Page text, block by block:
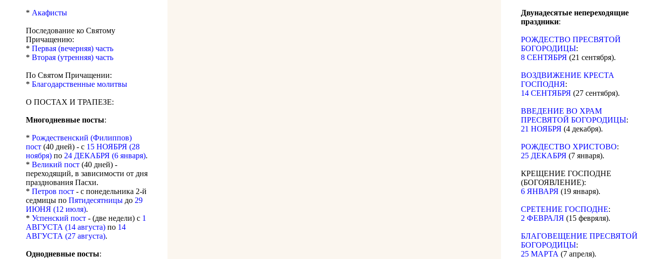
* Акафисты
Последование ко Святому
Причащению:
* Первая (вечерняя) часть
* Вторая (утренняя) часть
По Святом Причащении:
* Благодарственные молитвы
О ПОСТАХ И ТРАПЕЗЕ:
Многодневные посты:
* Рождественский (Филиппов)
пост (40 дней) - с 15 НОЯБРЯ (28
ноября) по 24 ДЕКАБРЯ (6 января).
* Великий пост (40 дней) -
переходящий, в зависимости от дня
празднования Пасхи.
* Петров пост - с понедельника 2-й
седмицы по Пятидесятницы до 29
ИЮНЯ (12 июля).
* Успенский пост - (две недели) с 1
АВГУСТА (14 августа) по 14
АВГУСТА (27 августа).
Однодневные посты:
Двунадесятые непереходящие
праздники:
РОЖДЕСТВО ПРЕСВЯТОЙ
БОГОРОДИЦЫ:
8 СЕНТЯБРЯ (21 сентября).
ВОЗДВИЖЕНИЕ КРЕСТА
ГОСПОДНЯ:
14 СЕНТЯБРЯ (27 сентября).
ВВЕДЕНИЕ ВО ХРАМ
ПРЕСВЯТОЙ БОГОРОДИЦЫ:
21 НОЯБРЯ (4 декабря).
РОЖДЕСТВО ХРИСТОВО:
25 ДЕКАБРЯ (7 января).
КРЕЩЕНИЕ ГОСПОДНЕ
(БОГОЯВЛЕНИЕ):
6 ЯНВАРЯ (19 января).
СРЕТЕНИЕ ГОСПОДНЕ:
2 ФЕВРАЛЯ (15 февряля).
БЛАГОВЕЩЕНИЕ ПРЕСВЯТОЙ
БОГОРОДИЦЫ:
25 МАРТА (7 апреля).